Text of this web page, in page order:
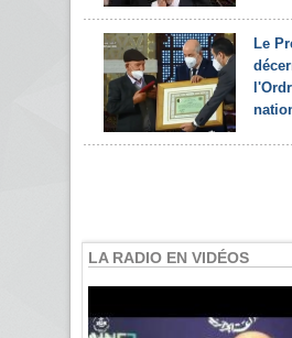
Le
LA RADIO EN VIDÉOS